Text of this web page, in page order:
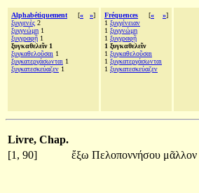
Alphabétiquement [« »]
ξυγγενὲς 2
ξυγγνώμη 1
ξυγγραφῇ 1
ξυγκαθελεῖν 1
ξυγκαθελοῦσαι 1
ξυγκατεργάσωνται 1
ξυγκατεσκεύαζεν 1
Fréquences [« »]
1 ξυγγένειαν
1 ξυγγνώμη
1 ξυγγραφῇ
1 ξυγκαθελεῖν
1 ξυγκαθελοῦσαι
1 ξυγκατεργάσωνται
1 ξυγκατεσκεύαζεν
Livre, Chap.
[1, 90]
ἔξω Πελοποννήσου μᾶλλον